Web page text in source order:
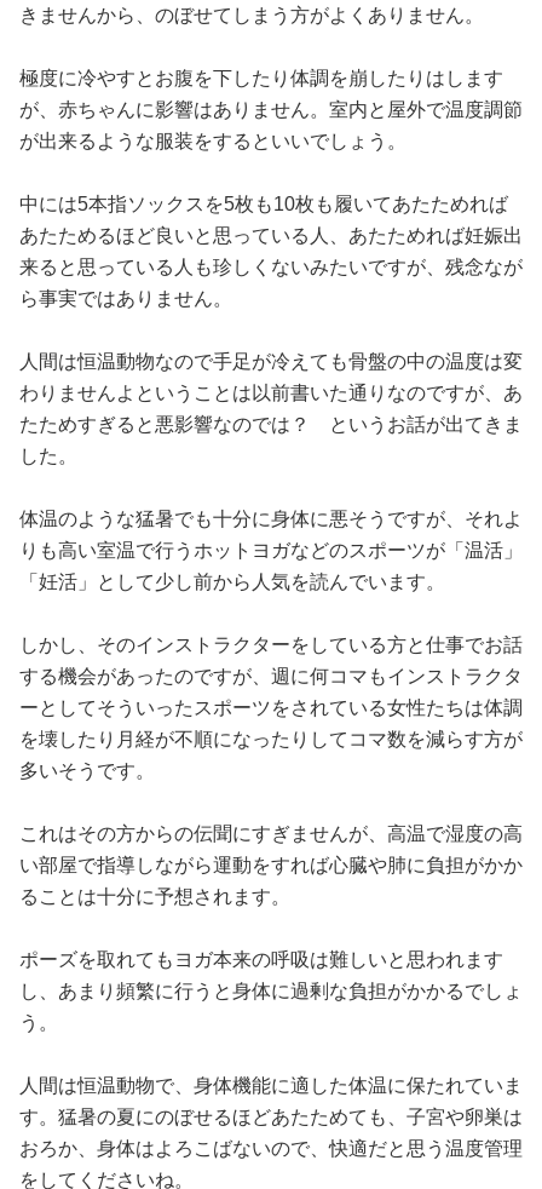
きませんから、のぼせてしまう方がよくありません。
極度に冷やすとお腹を下したり体調を崩したりはします
が、赤ちゃんに影響はありません。室内と屋外で温度調節
が出来るような服装をするといいでしょう。
中には5本指ソックスを5枚も10枚も履いてあたためれば
あたためるほど良いと思っている人、あたためれば妊娠出
来ると思っている人も珍しくないみたいですが、残念なが
ら事実ではありません。
人間は恒温動物なので手足が冷えても骨盤の中の温度は変
わりませんよということは以前書いた通りなのですが、あ
たためすぎると悪影響なのでは？ というお話が出てきま
した。
体温のような猛暑でも十分に身体に悪そうですが、それよ
りも高い室温で行うホットヨガなどのスポーツが「温活」
「妊活」として少し前から人気を読んでいます。
しかし、そのインストラクターをしている方と仕事でお話
する機会があったのですが、週に何コマもインストラクタ
ーとしてそういったスポーツをされている女性たちは体調
を壊したり月経が不順になったりしてコマ数を減らす方が
多いそうです。
これはその方からの伝聞にすぎませんが、高温で湿度の高
い部屋で指導しながら運動をすれば心臓や肺に負担がかか
ることは十分に予想されます。
ポーズを取れてもヨガ本来の呼吸は難しいと思われます
し、あまり頻繁に行うと身体に過剰な負担がかかるでしょ
う。
人間は恒温動物で、身体機能に適した体温に保たれていま
す。猛暑の夏にのぼせるほどあたためても、子宮や卵巣は
おろか、身体はよろこばないので、快適だと思う温度管理
をしてくださいね。